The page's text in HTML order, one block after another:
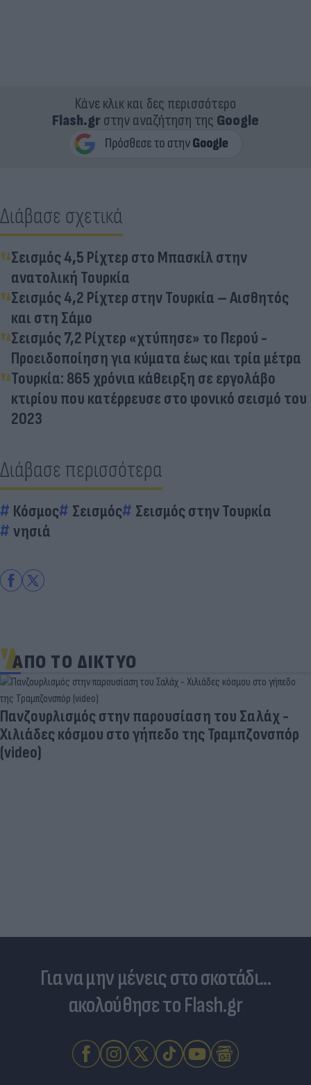
Κάνε κλικ και δες περισσότερο
Flash.grστην αναζήτηση της Google
Διάβασε σχετικά
Σεισμός 4,5 Ρίχτερ στο Μπασκίλ στην
ανατολική Τουρκία
Σεισμός 4,2 Ρίχτερ στην Τουρκία – Αισθητός
και στη Σάμο
Σεισμός 7,2 Ρίχτερ «χτύπησε» το Περού -
Προειδοποίηση για κύματα έως και τρία μέτρα
Τουρκία: 865 χρόνια κάθειρξη σε εργολάβο
κτιρίου που κατέρρευσε στο φονικό σεισμό του
2023
Διάβασε περισσότερα
Κόσμος Σεισμός
Σεισμός στην Τουρκία
νησιά
ΑΠΟ ΤΟ ΔΙΚΤΥΟ
Για να μην μένεις στο σκοτάδι...
ακολούθησε το Flash.gr